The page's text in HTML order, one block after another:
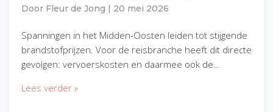
Door Fleur de Jong 20 mei 2026
Spanningen in het Midden-Oosten leiden tot stijgende
brandstofprijzen. Voor de reisbranche heeft dit directe
gevolgen: vervoerskosten en daarmee ook de…
Lees verder »